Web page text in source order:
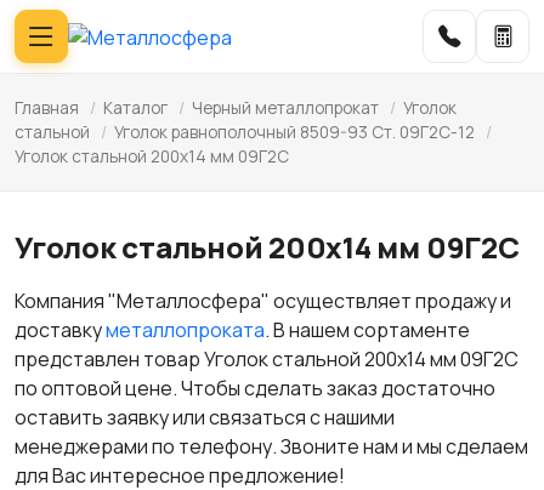
Главная / Каталог / Черный металлопрокат / Уголок
стальной
/ Уголок равнополочный 8509-93 Ст. 09Г2С-12
/
Уголок стальной 200х14 мм 09Г2С
Уголок стальной 200х14 мм 09Г2С
Компания "Металлосфера" осуществляет продажу и
доставкуметаллопроката. В нашем сортаменте
представлен товар Уголок стальной 200х14 мм 09Г2С
по оптовой цене. Чтобы сделать заказ достаточно
оставить заявку или связаться с нашими
менеджерами по телефону. Звоните нам и мы сделаем
для Вас интересное предложение!